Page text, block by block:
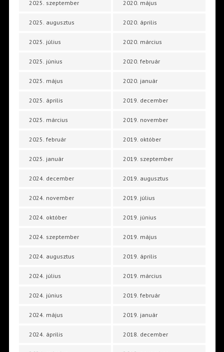
2025. szeptember
2025. augusztus
2025. július
2025. június
2025. május
2025. április
2025. március
2025. február
2025. január
2024. december
2024. november
2024. október
2024. szeptember
2024. augusztus
2024. július
2024. június
2024. május
2024. április
2020. május
2020. április
2020. március
2020. február
2020. január
2019. december
2019. november
2019. október
2019. szeptember
2019. augusztus
2019. július
2019. június
2019. május
2019. április
2019. március
2019. február
2019. január
2018. december